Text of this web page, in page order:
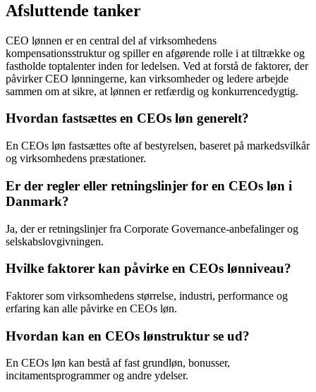
Afsluttende tanker
CEO lønnen er en central del af virksomhedens
kompensationsstruktur og spiller en afgørende rolle i at tiltrække og
fastholde toptalenter inden for ledelsen. Ved at forstå de faktorer, der
påvirker CEO lønningerne, kan virksomheder og ledere arbejde
sammen om at sikre, at lønnen er retfærdig og konkurrencedygtig.
Hvordan fastsættes en CEOs løn generelt?
En CEOs løn fastsættes ofte af bestyrelsen, baseret på markedsvilkår
og virksomhedens præstationer.
Er der regler eller retningslinjer for en CEOs løn i
Danmark?
Ja, der er retningslinjer fra Corporate Governance-anbefalinger og
selskabslovgivningen.
Hvilke faktorer kan påvirke en CEOs lønniveau?
Faktorer som virksomhedens størrelse, industri, performance og
erfaring kan alle påvirke en CEOs løn.
Hvordan kan en CEOs lønstruktur se ud?
En CEOs løn kan bestå af fast grundløn, bonusser,
incitamentsprogrammer og andre ydelser.